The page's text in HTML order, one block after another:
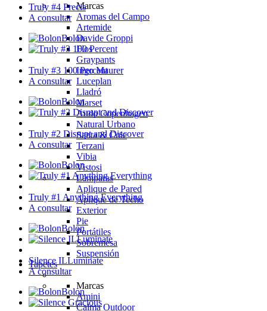
Marcas
Aromas del Campo
Artemide
Davide Groppi
Flos
Graypants
Ingo Maurer
Luceplan
Lladró
Marset
Audo Copenhagen
Natural Urbano
Santa & Cole
Terzani
Vibia
Vistosi
Lámparas
Aplique de Pared
Aplique de Techo
Exterior
Pie
Portátiles
Sobremesa
Suspensión
Tapetes
Marcas
Amini
Calma Outdoor
Truly #4 Precis
A consultar
Bolon
Truly #3 100 Percent
A consultar
Bolon
Truly #2 Disrupt and Discover
A consultar
Bolon
Truly #1 Anything Everything
A consultar
Bolon
Silence ILLuminate
A consultar
Bolon